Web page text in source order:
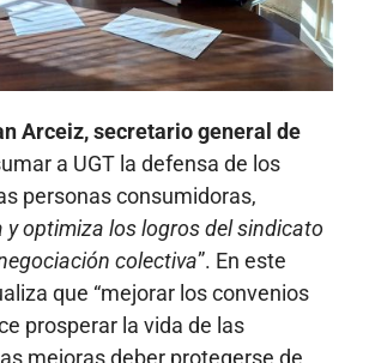
Arceiz, secretario general de
a UGT la defensa de los
personas consumidoras,
y optimiza los logros del sindicato
colectiva”. En este
que “mejorar los convenios
prosperar la vida de las
mejoras deber protegerse de